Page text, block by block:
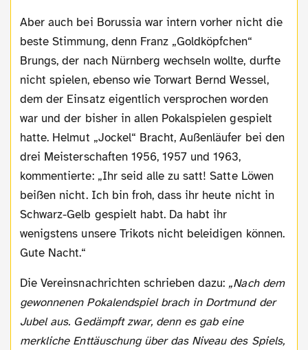
Aber auch bei Borussia war intern vorher nicht die
beste Stimmung, denn Franz „Goldköpfchen“
Brungs, der nach Nürnberg wechseln wollte, durfte
nicht spielen, ebenso wie Torwart Bernd Wessel,
dem der Einsatz eigentlich versprochen worden
war und der bisher in allen Pokalspielen gespielt
hatte. Helmut „Jockel“ Bracht, Außenläufer bei den
drei Meisterschaften 1956, 1957 und 1963,
kommentierte: „Ihr seid alle zu satt! Satte Löwen
beißen nicht. Ich bin froh, dass ihr heute nicht in
Schwarz-Gelb gespielt habt. Da habt ihr
wenigstens unsere Trikots nicht beleidigen können.
Gute Nacht.“
Die Vereinsnachrichten schrieben dazu: „Nach dem
gewonnenen Pokalendspiel brach in Dortmund der
Jubel aus. Gedämpft zwar, denn es gab eine
merkliche Enttäuschung über das Niveau des Spiels,